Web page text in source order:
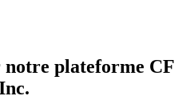
notre plateforme CF